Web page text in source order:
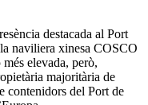
destacada al Port
naviliera xinesa COSCO
elevada, però,
majoritària de
contenidors del Port de